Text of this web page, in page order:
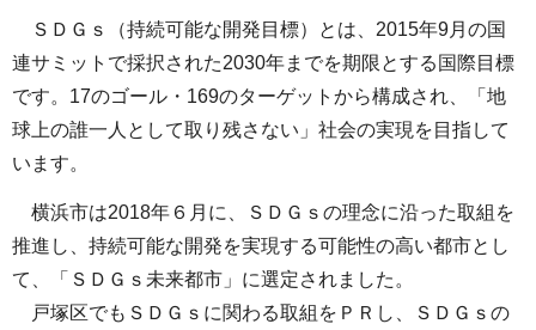
ＳＤＧｓ（持続可能な開発目標）とは、2015年9月の国
連サミットで採択された2030年までを期限とする国際目標
です。17のゴール・169のターゲットから構成され、「地
球上の誰一人として取り残さない」社会の実現を目指して
います。
横浜市は2018年６月に、ＳＤＧｓの理念に沿った取組を
推進し、持続可能な開発を実現する可能性の高い都市とし
て、「ＳＤＧｓ未来都市」に選定されました。
戸塚区でもＳＤＧｓに関わる取組をＰＲし、ＳＤＧｓの